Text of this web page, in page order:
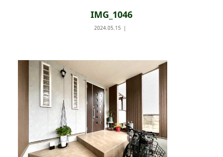
IMG_1046
2024.05.15